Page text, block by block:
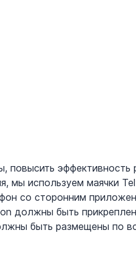
повысить эффективность
мы используем маячки
со сторонним
должны быть
быть размещены по